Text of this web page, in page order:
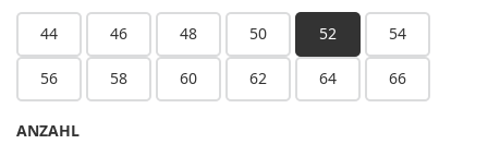
44 46 48 50 52 54
56 58 60 62 64 66
ANZAHL